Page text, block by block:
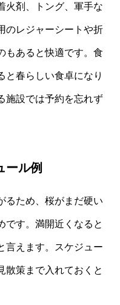
火剤、トング、軍手な
のレジャーシートや折
もあると快適です。食
と春らしい食卓になり
施設では予約を忘れず
ール例
るため、桜がまだ硬い
です。満開近くなると
言えます。スケジュー
散策まで入れておくと